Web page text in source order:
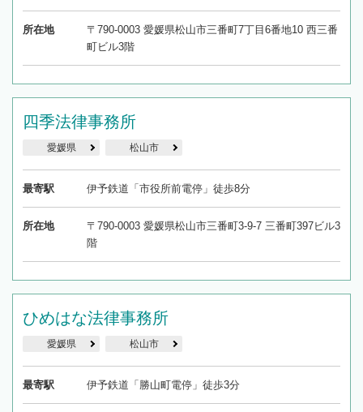
所在地
〒790-0003 愛媛県松山市三番町7丁目6番地10 西三番
町ビル3階
四季法律事務所
愛媛県 松山市
最寄駅 伊予鉄道「市役所前電停」徒歩8分
所在地
〒790-0003 愛媛県松山市三番町3-9-7 三番町397ビル3
階
ひめはな法律事務所
愛媛県 松山市
最寄駅 伊予鉄道「勝山町電停」徒歩3分